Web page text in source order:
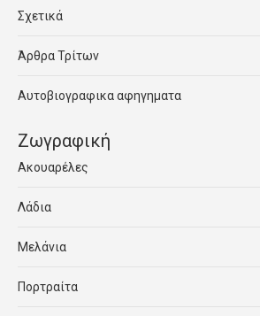
Σχετικά
Άρθρα Τρίτων
Αυτοβιογραφικα αφηγηματα
Ζωγραφική
Ακουαρέλες
Λάδια
Μελάνια
Πορτραίτα